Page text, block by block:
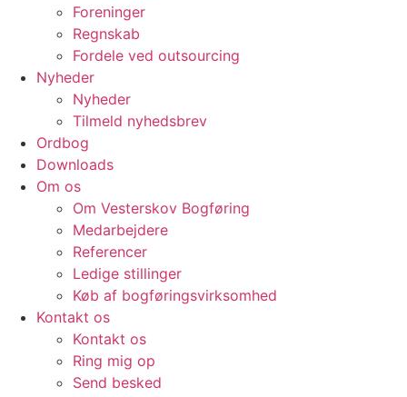
Foreninger
Regnskab
Fordele ved outsourcing
Nyheder
Nyheder
Tilmeld nyhedsbrev
Ordbog
Downloads
Om os
Om Vesterskov Bogføring
Medarbejdere
Referencer
Ledige stillinger
Køb af bogføringsvirksomhed
Kontakt os
Kontakt os
Ring mig op
Send besked